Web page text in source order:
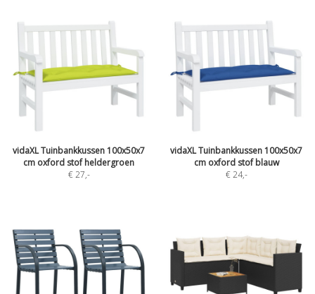
vidaXL Tuinbankkussen 100x50x7
cm oxford stof heldergroen
€ 27,-
vidaXL Tuinbankkussen 100x50x7
cm oxford stof blauw
€ 24,-